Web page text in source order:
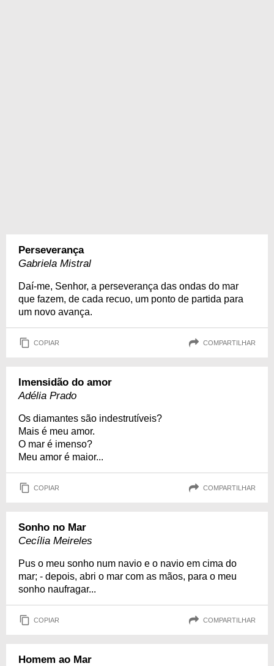
Perseverança
Gabriela Mistral
Daí-me, Senhor, a perseverança das ondas do mar
que fazem, de cada recuo, um ponto de partida para
um novo avança.
COPIAR COMPARTILHAR
Imensidão do amor
Adélia Prado
Os diamantes são indestrutíveis?
Mais é meu amor.
O mar é imenso?
Meu amor é maior...
COPIAR COMPARTILHAR
Sonho no Mar
Cecília Meireles
Pus o meu sonho num navio e o navio em cima do
mar; - depois, abri o mar com as mãos, para o meu
sonho naufragar...
COPIAR COMPARTILHAR
Homem ao Mar